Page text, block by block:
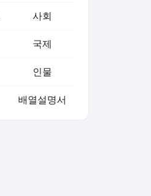
사회
국제
인물
배열설명서